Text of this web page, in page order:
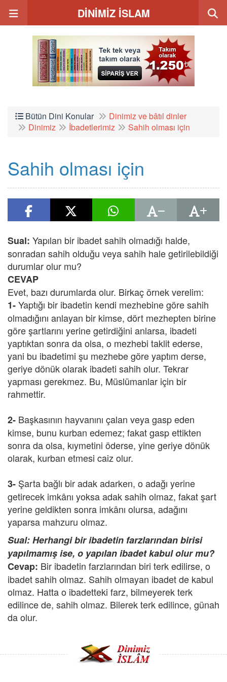
DİNİMİZ İSLAM
Bütün Dini Konular
Dinimiz ve bâtıl dinler
Dinimiz
İbadetlerimiz Sahih olması için
Sahih olması için
Sual: Yapılan bir ibadet sahih olmadığı halde,
sonradan sahih olduğu veya sahih hale getirilebildiği
durumlar olur mu?
CEVAP
Evet, bazı durumlarda olur. Birkaç örnek verelim:
1-Yaptığı bir ibadetin kendi mezhebine göre sahih
olmadığını anlayan bir kimse, dört mezhepten birine
göre şartlarını yerine getirdiğini anlarsa, ibadeti
yaptıktan sonra da olsa, o mezhebi taklit ederse,
yani bu ibadetimi şu mezhebe göre yaptım derse,
geriye dönük olarak ibadeti sahih olur. Tekrar
yapması gerekmez. Bu, Müslümanlar için bir
rahmettir.
2- Başkasının hayvanını çalan veya gasp eden
kimse, bunu kurban edemez; fakat gasp ettikten
sonra da olsa, kıymetini öderse, yine geriye dönük
olarak, kurban etmesi caiz olur.
3- Şarta bağlı bir adak adarken, o adağı yerine
getirecek imkânı yoksa adak sahih olmaz, fakat şart
yerine geldikten sonra imkânı olursa, adağını
yaparsa mahzuru olmaz.
Sual: Herhangi bir ibadetin farzlarından birisi
yapılmamış ise, o yapılan ibadet kabul olur mu?
Cevap: Bir ibadetin farzlarından biri terk edilirse, o
ibadet sahih olmaz. Sahih olmayan ibadet de kabul
olmaz. Hatta o ibadetteki farz, bilmeyerek terk
edilince de, sahih olmaz. Bilerek terk edilince, günah
da olur.